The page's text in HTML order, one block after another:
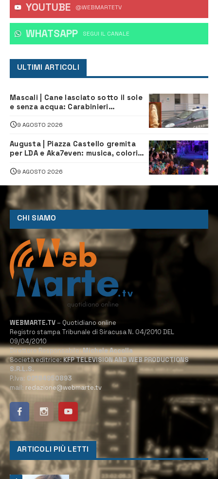
YOUTUBE @WEBMARTETV
WHATSAPP ‎SEGUI IL CANALE
ULTIMI ARTICOLI
Mascali | Cane lasciato sotto il sole
e senza acqua: Carabinieri
9 AGOSTO 2026
Augusta | Piazza Castello gremita
per LDA e Aka7even: musica, colori
9 AGOSTO 2026
CHI SIAMO
WEBMARTE.TV – Quotidiano online
Registro stampa Tribunale di Siracusa N. 04/2010 DEL
09/04/2010
Direttore Responsabile:Michele Accolla
Società editrice:KFP TELEVISION AND WEB PRODUCTIONS
S.R.L.S.
P.Iva: 02184950893
mail: redazione@webmarte.tv
ARTICOLI PIÙ LETTI